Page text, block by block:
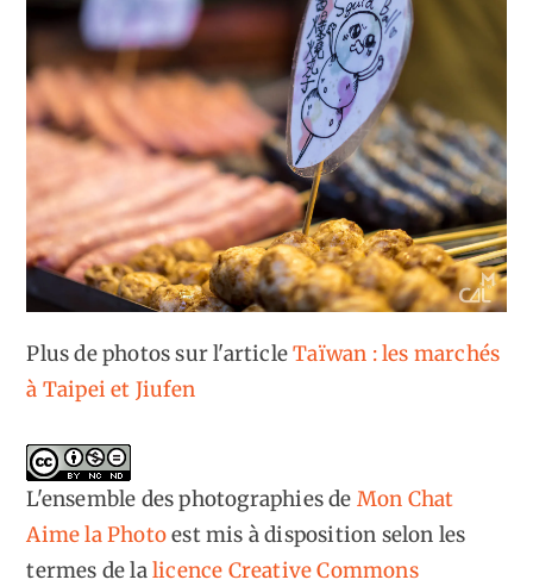
Plus de photos sur l'articleTaïwan : les marchés
à Taipei et Jiufen
L'ensemble des photographiesde Mon Chat
Aime la Photoest mis à disposition selon les
termes de lalicence Creative Commons